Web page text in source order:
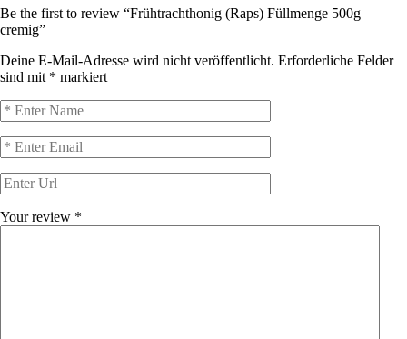
Be the first to review “Frühtrachthonig (Raps) Füllmenge 500g
cremig”
Deine E-Mail-Adresse wird nicht veröffentlicht. Erforderliche Felder
sind mit * markiert
Your review *